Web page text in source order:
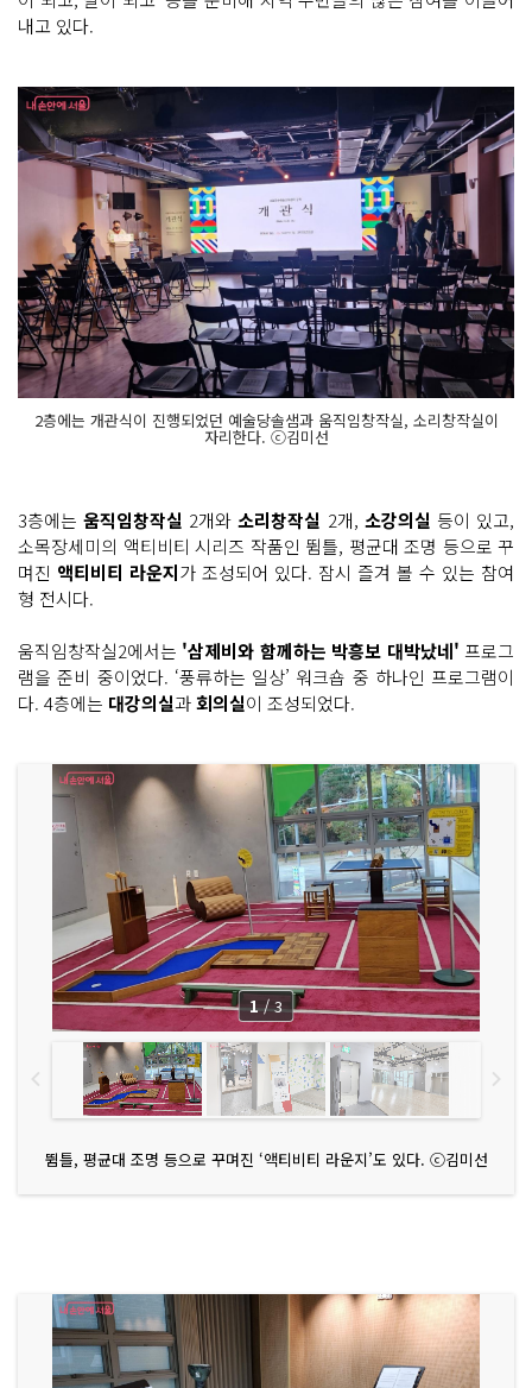
내고 있다.
2층에는 개관식이 진행되었던 예술당솔샘과 움직임창작실, 소리창작실이
자리한다. ⓒ김미선
3층에는움직임창작실 2개와소리창작실 2개, 소강의실 등이 있고,
소목장세미의 액티비티 시리즈 작품인 뜀틀, 평균대 조명 등으로 꾸
며진 액티비티 라운지가 조성되어 있다. 잠시 즐겨 볼 수 있는 참여
형 전시다.
움직임창작실2에서는 '삼제비와 함께하는 박흥보 대박났네' 프로그
램을 준비 중이었다. ‘풍류하는 일상’ 워크숍 중 하나인 프로그램이
다. 4층에는 대강의실과회의실이 조성되었다.
뜀틀, 평균대 조명 등으로 꾸며진 ‘액티비티 라운지’도 있다. ⓒ김미선
1 / 3